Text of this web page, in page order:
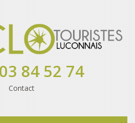
84 52 74
Contact